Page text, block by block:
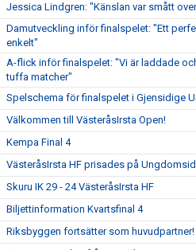
Jessica Lindgren: "Känslan var smått
Damutveckling inför finalspelet: "Ett
enkelt"
A-flick inför finalspelet: "Vi är laddade
tuffa matcher"
Spelschema för finalspelet i Gjensidige
Välkommen till VästeråsIrsta Open!
Kempa Final 4
VästeråsIrsta HF prisades på
Skuru IK 29 - 24 VästeråsIrsta HF
Biljettinformation Kvartsfinal 4
Riksbyggen fortsätter som huvudpartner!